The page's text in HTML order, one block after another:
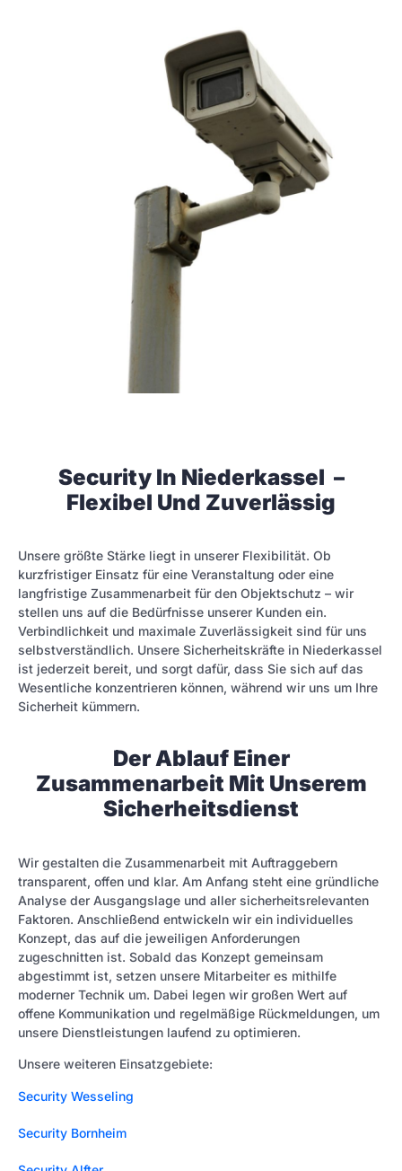
Security In Niederkassel –
Flexibel Und Zuverlässig
Unsere größte Stärke liegt in unserer Flexibilität. Ob
kurzfristiger Einsatz für eine Veranstaltung oder eine
langfristige Zusammenarbeit für den Objektschutz – wir
stellen uns auf die Bedürfnisse unserer Kunden ein.
Verbindlichkeit und maximale Zuverlässigkeit sind für uns
selbstverständlich. Unsere Sicherheitskräfte in Niederkassel
ist jederzeit bereit, und sorgt dafür, dass Sie sich auf das
Wesentliche konzentrieren können, während wir uns um Ihre
Sicherheit kümmern.
Der Ablauf Einer
Zusammenarbeit Mit Unserem
Sicherheitsdienst
Wir gestalten die Zusammenarbeit mit Auftraggebern
transparent, offen und klar. Am Anfang steht eine gründliche
Analyse der Ausgangslage und aller sicherheitsrelevanten
Faktoren. Anschließend entwickeln wir ein individuelles
Konzept, das auf die jeweiligen Anforderungen
zugeschnitten ist. Sobald das Konzept gemeinsam
abgestimmt ist, setzen unsere Mitarbeiter es mithilfe
moderner Technik um. Dabei legen wir großen Wert auf
offene Kommunikation und regelmäßige Rückmeldungen, um
unsere Dienstleistungen laufend zu optimieren.
Unsere weiteren Einsatzgebiete:
Security Wesseling
Security Bornheim